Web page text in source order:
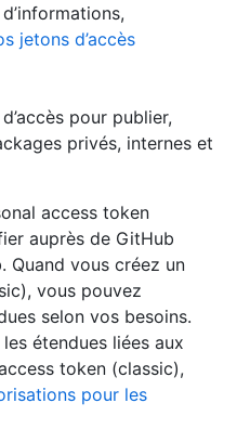
jetons d’accès
pour publier,
privés, internes et
access token
auprès de GitHub
Quand vous créez un
vous pouvez
selon vos besoins.
étendues liées aux
token (classic),
pour les